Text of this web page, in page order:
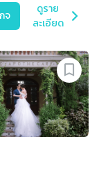
จ
ดูราย
ละเอียด